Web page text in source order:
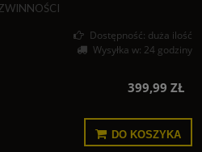
Dostępność: duża ilość
Wysyłka w: 24 godziny
399,99 ZŁ
DO KOSZYKA